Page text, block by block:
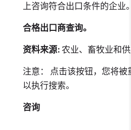
上咨询符合出口条件的企业。
合格出口商查询。
资料来源: 农业、畜牧业和供
注意： 点击该按钮，您将被
以执行搜索。
咨询